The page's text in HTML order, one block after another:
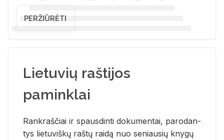
PERŽIŪRĖTI
Lietuvių raštijos
paminklai
Rank­raš­čiai ir spaus­din­ti do­ku­men­tai, pa­ro­dan­
tys lie­tu­viš­kų raš­tų rai­dą nuo se­niau­sių kny­gų